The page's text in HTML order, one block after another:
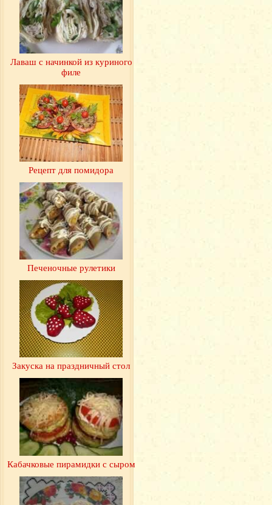
Лаваш с начинкой из куриного
филе
Рецепт для помидора
Печеночные рулетики
Закуска на праздничный стол
Кабачковые пирамидки с сыром